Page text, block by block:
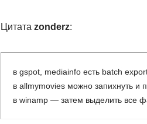
Цитата zonderz:
в gspot, mediainfo есть batch
в allmymovies можно запихнуть и
в winamp — затем выделить все